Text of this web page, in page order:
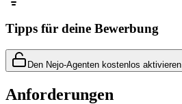
Tipps für deine Bewerbung
Den Nejo-Agenten kostenlos aktivieren
Anforderungen